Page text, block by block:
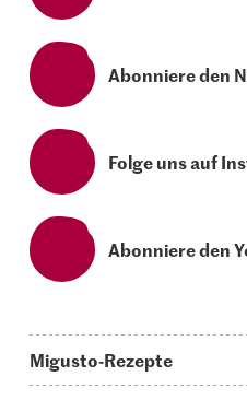
Abonniere den
Folge uns auf
Abonniere den
Migusto-Rezepte